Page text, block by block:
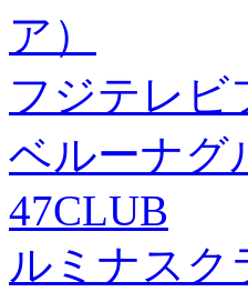
ア）
フジテレビ
ベルーナグ
47CLUB
ルミナスク